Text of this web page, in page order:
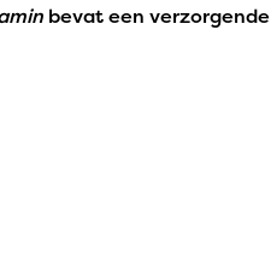
bevat een